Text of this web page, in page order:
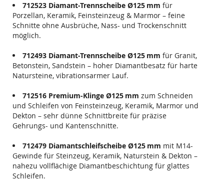
712523 Diamant-Trennscheibe Ø125 mm für
Porzellan, Keramik, Feinsteinzeug & Marmor – feine
Schnitte ohne Ausbrüche, Nass- und Trockenschnitt
möglich.
712493 Diamant-Trennscheibe Ø125 mm für Granit,
Betonstein, Sandstein – hoher Diamantbesatz für harte
Natursteine, vibrationsarmer Lauf.
712516 Premium-Klinge Ø125 mm zum Schneiden
und Schleifen von Feinsteinzeug, Keramik, Marmor und
Dekton – sehr dünne Schnittbreite für präzise
Gehrungs- und Kantenschnitte.
712479 Diamantschleifscheibe Ø125 mm mit M14-
Gewinde für Steinzeug, Keramik, Naturstein & Dekton –
nahezu vollflächige Diamantbeschichtung für glattes
Schleifen.